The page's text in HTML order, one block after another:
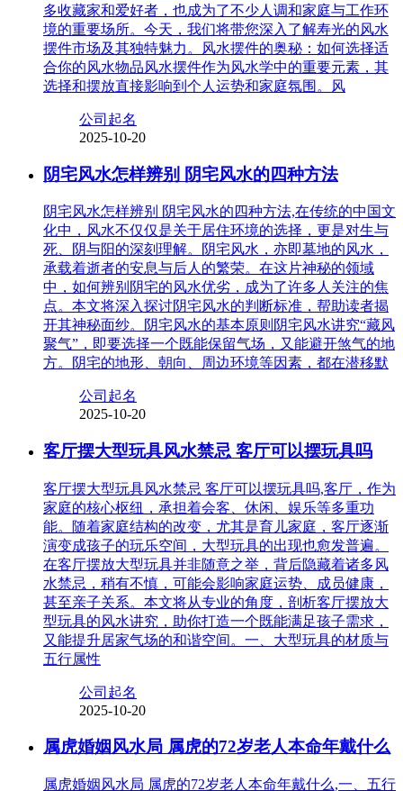
多收藏家和爱好者，也成为了不少人调和家庭与工作环
境的重要场所。今天，我们将带您深入了解寿光的风水
摆件市场及其独特魅力。风水摆件的奥秘：如何选择适
合你的风水物品风水摆件作为风水学中的重要元素，其
选择和摆放直接影响到个人运势和家庭氛围。风
公司起名
2025-10-20
阴宅风水怎样辨别 阴宅风水的四种方法
阴宅风水怎样辨别 阴宅风水的四种方法,在传统的中国文
化中，风水不仅仅是关于居住环境的选择，更是对生与
死、阴与阳的深刻理解。阴宅风水，亦即墓地的风水，
承载着逝者的安息与后人的繁荣。在这片神秘的领域
中，如何辨别阴宅的风水优劣，成为了许多人关注的焦
点。本文将深入探讨阴宅风水的判断标准，帮助读者揭
开其神秘面纱。阴宅风水的基本原则阴宅风水讲究“藏风
聚气”，即要选择一个既能保留气场，又能避开煞气的地
方。阴宅的地形、朝向、周边环境等因素，都在潜移默
公司起名
2025-10-20
客厅摆大型玩具风水禁忌 客厅可以摆玩具吗
客厅摆大型玩具风水禁忌 客厅可以摆玩具吗,客厅，作为
家庭的核心枢纽，承担着会客、休闲、娱乐等多重功
能。随着家庭结构的改变，尤其是育儿家庭，客厅逐渐
演变成孩子的玩乐空间，大型玩具的出现也愈发普遍。
在客厅摆放大型玩具并非随意之举，背后隐藏着诸多风
水禁忌，稍有不慎，可能会影响家庭运势、成员健康，
甚至亲子关系。本文将从专业的角度，剖析客厅摆放大
型玩具的风水讲究，助你打造一个既能满足孩子需求，
又能提升居家气场的和谐空间。一、大型玩具的材质与
五行属性
公司起名
2025-10-20
属虎婚姻风水局 属虎的72岁老人本命年戴什么
属虎婚姻风水局 属虎的72岁老人本命年戴什么,一、五行